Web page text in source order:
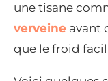
une tisane
verveine avant
que le froid